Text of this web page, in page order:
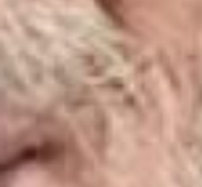
Rechercher